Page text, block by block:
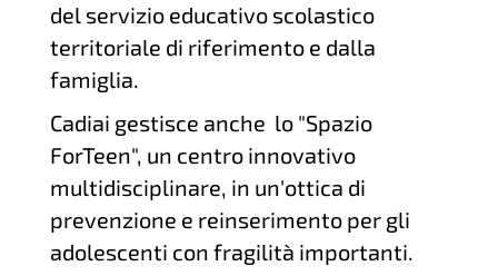
del servizio educativo scolastico
territoriale di riferimento e dalla
famiglia.
Cadiai gestisce anche lo "Spazio
ForTeen", un centro innovativo
multidisciplinare, in un'ottica di
prevenzione e reinserimento per gli
adolescenti con fragilità importanti.